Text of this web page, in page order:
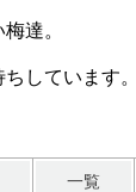
達。
しています。
一覧